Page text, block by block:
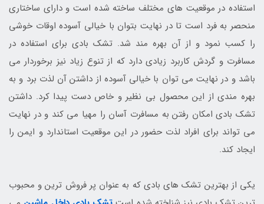
استفاده در موقعیت های مختلف ساخته شده است و دارای ساختاری
منحصر به فرد است تا در نهایت بتوان با خیالی آسوده اوقات خوشی
را کسب نمود و از آن بهره مند شد. تشک بادی برای استفاده در
مسافرت و گردش کاربرد زیادی دارد که از تنوع زیاد نیز برخوردار می
باشد و در نهایت می توان با خیالی آسوده از داشتن آن لذت برد و به
بهره مندی از این محصول بی نظیر و خاص دست پیدا کرد. داشتن
تشک بادی امکان رفتن به مسافرت آسان را مهیا می کند و در نهایت
می تواند برای افراد لذت حضور در این موقعیت استاندارد و ایمن را
ایجاد کند.
یکی از بهترین تشک های بادی که به عنوان پر فروش ترین و محبوب